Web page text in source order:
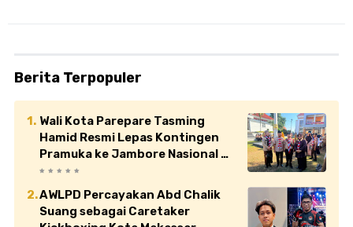
Berita Terpopuler
Wali Kota Parepare Tasming
Hamid Resmi Lepas Kontingen
Pramuka ke Jambore Nasional XII
di Cibubur
AWLPD Percayakan Abd Chalik
Suang sebagai Caretaker